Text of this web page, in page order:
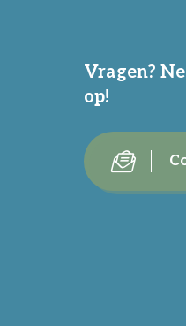
Vragen?
op!